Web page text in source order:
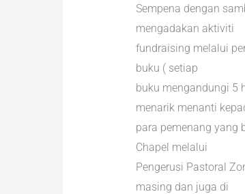
Sempena dengan
mengadakan aktiviti
fundraising melalui
buku ( setiap
buku mengandungi 5
menarik menanti
para pemenang yang
Chapel melalui
Pengerusi Pastoral
masing dan juga di